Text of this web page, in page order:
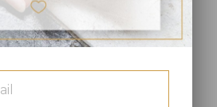
IN EVIDENZA